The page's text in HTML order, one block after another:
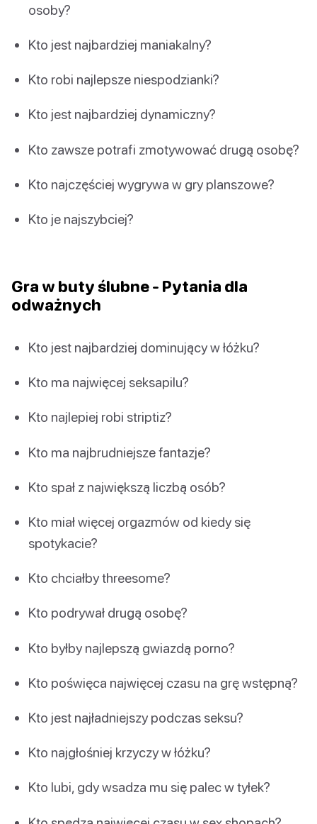
osoby?
Kto jest najbardziej maniakalny?
Kto robi najlepsze niespodzianki?
Kto jest najbardziej dynamiczny?
Kto zawsze potrafi zmotywować drugą osobę?
Kto najczęściej wygrywa w gry planszowe?
Kto je najszybciej?
Gra w buty ślubne - Pytania dla
odważnych
Kto jest najbardziej dominujący w łóżku?
Kto ma najwięcej seksapilu?
Kto najlepiej robi striptiz?
Kto ma najbrudniejsze fantazje?
Kto spał z największą liczbą osób?
Kto miał więcej orgazmów od kiedy się
spotykacie?
Kto chciałby threesome?
Kto podrywał drugą osobę?
Kto byłby najlepszą gwiazdą porno?
Kto poświęca najwięcej czasu na grę wstępną?
Kto jest najładniejszy podczas seksu?
Kto najgłośniej krzyczy w łóżku?
Kto lubi, gdy wsadza mu się palec w tyłek?